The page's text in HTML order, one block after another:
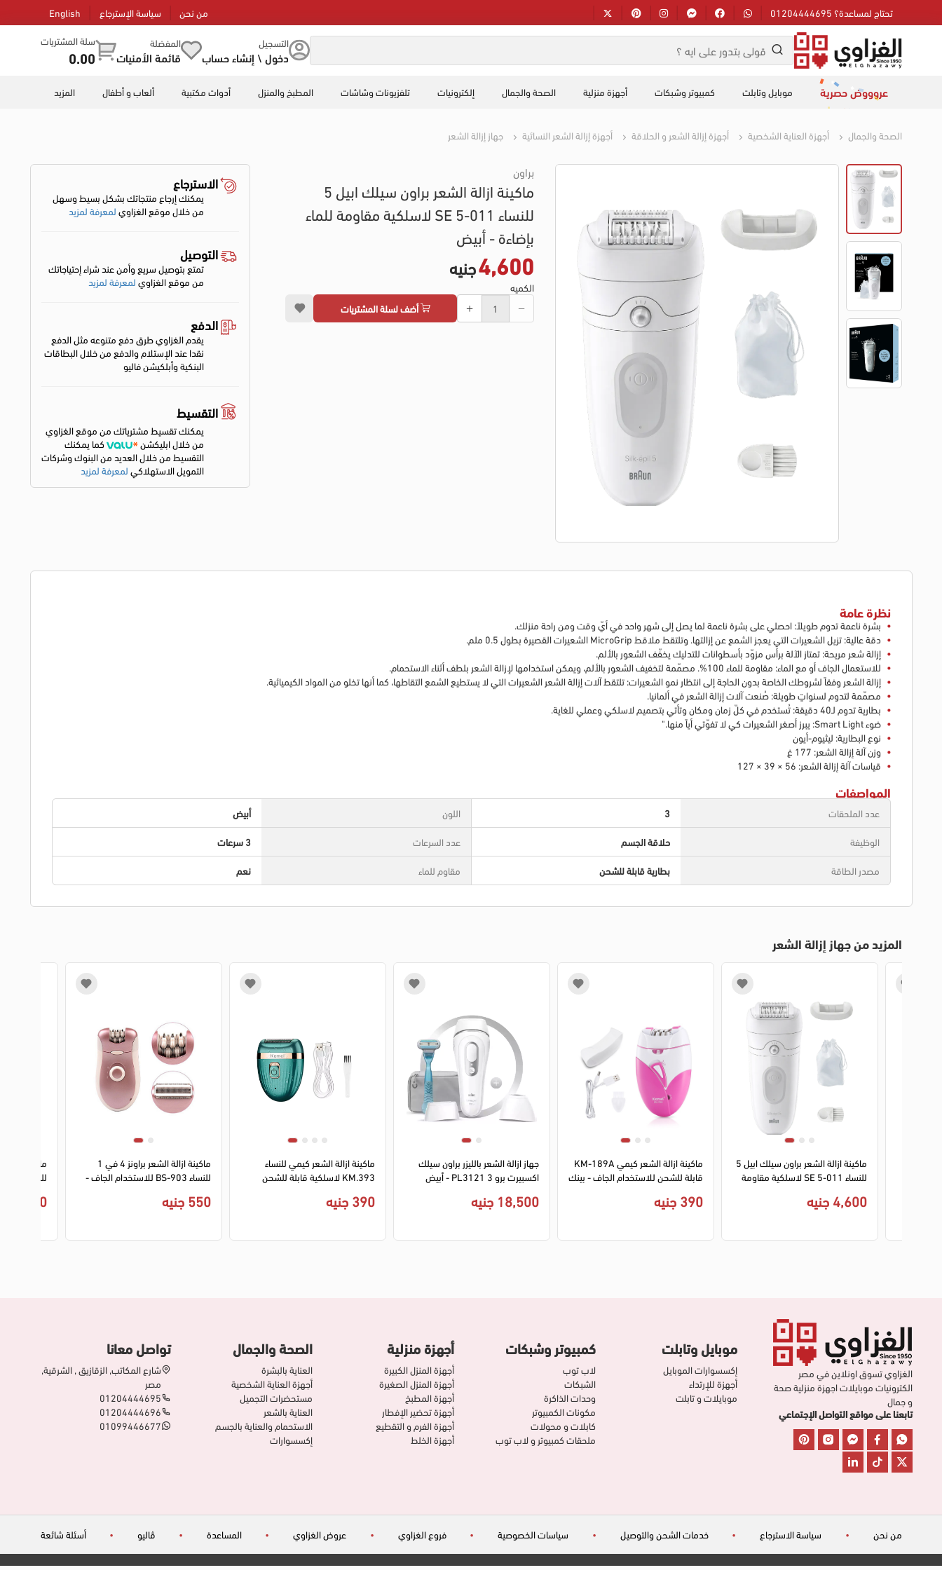
تحتاج لمساعدة؟ 01204444695 من نحن سياسة الإسترجاع English
التسجيل
دخول \ إنشاء حساب
المفضلة
قائمة الأمنيات
سلة المشتريات
0.00
عروووض حصرية موبايل وتابلت كمبيوتر وشبكات أجهزة منزلية الصحة والجمال إلكترونيات تلفزيونات وشاشات المطبخ والمنزل أدوات مكتبية ألعاب و أطفال المزيد
الصحة والجمال أجهزة العناية الشخصية أجهزة إزالة الشعر و الحلاقة أجهزة إزالة الشعر النسائية جهاز إزالة الشعر
براون
ماكينة ازالة الشعر براون سيلك ابيل 5
للنساء SE 5-011 لاسلكية مقاومة للماء
بإضاءة - أبيض
4,600جنيه
الكميه
أضف لسلة المشتريات
الاسترجاع
يمكنك إرجاع منتجاتك بشكل بسيط وسهل
من خلال موقع الغزاويلمعرفة لمزيد
التوصيل
تمتع بتوصيل سريع وأمن عند شراء إحتياجاتك
من موقع الغزاويلمعرفة لمزيد
الدفع
يقدم الغزاوي طرق دفع متنوعه مثل الدفع
نقدا عند الإستلام والدفع من خلال البطاقات
البنكية وأبلكيشن فاليو
التقسيط
يمكنك تقسيط مشترياتك من موقع الغزاوي
من خلال ابليكشن
كما يمكنك
التقسيط من خلال العديد من البنوك وشركات
التمويل الاستهلاكيلمعرفة لمزيد
نظرة عامة
بشرة ناعمة تدوم طويلاً: احصلي على بشرة ناعمة لما يصل إلى شهر واحد في أيّ وقت ومن راحة منزلك.
دقة عالية: تزيل الشعيرات التي يعجز الشمع عن إزالتها. وتلتقط ملاقط MicroGrip الشعيرات القصيرة بطول 0.5 ملم.
إزالة شعر مريحة: تمتاز الآلة برأس مزوّد بأسطوانات للتدليك يخفّف الشعور بالألم.
للاستعمال الجاف أو مع الماء: مقاومة للماء 100%. مصمّمة لتخفيف الشعور بالألم، ويمكن استخدامها لإزالة الشعر بلطف أثناء الاستحمام.
إزالة الشعر وفقاً لشروطك الخاصة بدون الحاجة إلى انتظار نمو الشعيرات: تلتقط آلات إزالة الشعر الشعيرات التي لا يستطيع الشمع التقاطها، كما أنها تخلو من المواد الكيميائية.
مصمّمة لتدوم لسنواتٍ طويلة: صُنعت آلات إزالة الشعر في ألمانيا.
بطارية تدوم لـ40 دقيقة: تُستخدم في كلّ زمان ومكان وتأتي بتصميم لاسلكي وعملي للغاية.
ضوء Smart Light: يبرز أصغر الشعيرات كي لا تفوّتي أياً منها."
نوع البطارية: ليثيوم-أيون
وزن آلة إزالة الشعر: 177 غ
قياسات آلة إزالة الشعر: 56 × 39 × 127
المواصفات
عدد الملحقات 3 اللون
أبيض
الوظيفة
حلاقة الجسم عدد السرعات
3 سرعات
مصدر الطاقة
بطارية قابلة للشحن مقاوم للماء نعم
المزيد من جهاز إزالة الشعر
650 جنيه
ماكينة ازالة الشعر براونز 4 في 1
للنساء BS-903 للاستخدام الجاف -
550 جنيه
ماكينة ازالة الشعر كيمي للنساء
KM.393 لاسلكية قابلة للشحن
390 جنيه
جهاز ازالة الشعر بالليزر براون سيلك
اكسبيرت برو 3 PL3121 - أبيض
18,500 جنيه
ماكينة ازالة الشعر كيمي KM-189A
قابلة للشحن للاستخدام الجاف - بينك
390 جنيه
ماكينة ازالة الشعر براون سيلك ابيل 5
للنساء SE 5-011 لاسلكية مقاومة
4,600 جنيه
1 1 2 1 1
الغزاوي تسوق اونلاين في مصر
الكترونيات موبايلات اجهزة منزلية صحة
و جمال
تابعنا على مواقع التواصل الإجتماعي
موبايل وتابلت
إكسسوارات الموبايل
أجهزة للإرتداء
موبايلات و تابلت
كمبيوتر وشبكات
لاب توب
الشبكات
وحدات الذاكرة
مكونات الكمبيوتر
كابلات و محولات
ملحقات كمبيوتر و لاب توب
أجهزة منزلية
أجهزة المنزل الكبيرة
أجهزة المنزل الصغيرة
أجهزة المطبخ
أجهزة تحضير الإفطار
أجهزة الفرم و التقطيع
أجهزة الخلط
الصحة والجمال
العناية بالبشرة
أجهزة العناية الشخصية
مستحضرات التجميل
العناية بالشعر
الاستحمام والعناية بالجسم
إكسسوارات
تواصل معانا
شارع المكاتب, الزقازيق , الشرقية,
مصر
01204444695
01204444696
01099446677
من نحن • سياسة الاسترجاع • خدمات الشحن والتوصيل • سياسات الخصوصية • فروع الغزاوي • عروض الغزاوي • المساعدة • ڤاليو • أسئلة شائعة